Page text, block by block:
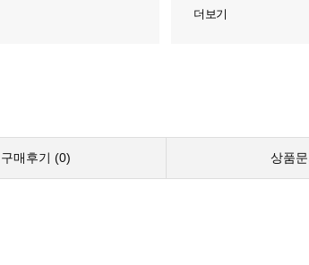
더보기
구매후기 (0) 상품